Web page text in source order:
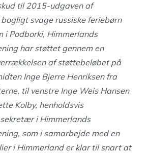
til 2015-udgaven af
svage russiske feriebørn
i Podborki, Himmerlands
har støttet gennem en
af støttebeløbet på
Inge Bjerre Henriksen fra
til venstre Inge Weis Hansen
Kolby, henholdsvis
i Himmerlands
som i samarbejde med en
i Himmerland er klar til snart at